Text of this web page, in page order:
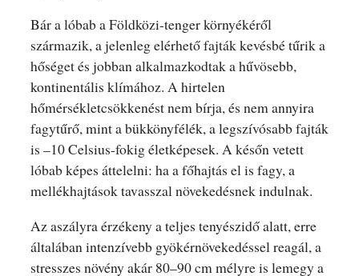
Bár a lóbab a Földközi-tenger környékéről
származik, a jelenleg elérhető fajták kevésbé tűrik a
hőséget és jobban alkalmazkodtak a hűvösebb,
kontinentális klímához. A hirtelen
hőmérsékletcsökkenést nem bírja, és nem annyira
fagytűrő, mint a bükkönyfélék, a legszívósabb fajták
is –10 Celsius-fokig életképesek. A későn vetett
lóbab képes áttelelni: ha a főhajtás el is fagy, a
mellékhajtások tavasszal növekedésnek indulnak.
Az aszályra érzékeny a teljes tenyészidő alatt, erre
általában intenzívebb gyökérnövekedéssel reagál, a
stresszes növény akár 80–90 cm mélyre is lemegy a